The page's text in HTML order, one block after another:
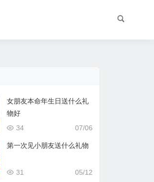
女朋友本命年生日送什么礼
物好
07/06
34
第一次见小朋友送什么礼物
05/12
31